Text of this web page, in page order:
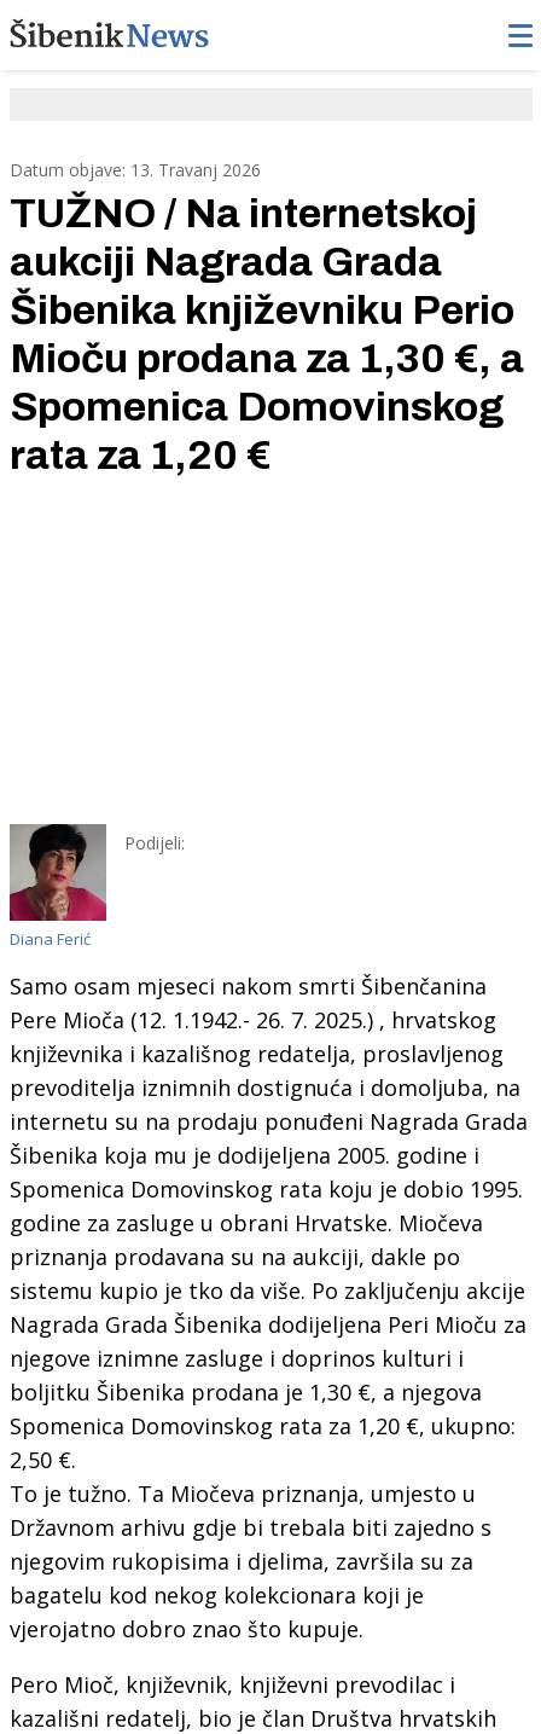
Datum objave: 13. Travanj 2026
TUŽNO / Na internetskoj
aukciji Nagrada Grada
Šibenika književniku Perio
Mioču prodana za 1,30 €, a
Spomenica Domovinskog
rata za 1,20 €
Diana Ferić
Podijeli:
Samo osam mjeseci nakom smrti Šibenčanina
Pere Mioča (12. 1.1942.- 26. 7. 2025.) , hrvatskog
književnika i kazališnog redatelja, proslavljenog
prevoditelja iznimnih dostignuća i domoljuba, na
internetu su na prodaju ponuđeni Nagrada Grada
Šibenika koja mu je dodijeljena 2005. godine i
Spomenica Domovinskog rata koju je dobio 1995.
godine za zasluge u obrani Hrvatske. Miočeva
priznanja prodavana su na aukciji, dakle po
sistemu kupio je tko da više. Po zaključenju akcije
Nagrada Grada Šibenika dodijeljena Peri Mioču za
njegove iznimne zasluge i doprinos kulturi i
boljitku Šibenika prodana je 1,30 €, a njegova
Spomenica Domovinskog rata za 1,20 €, ukupno:
2,50 €.
To je tužno. Ta Miočeva priznanja, umjesto u
Državnom arhivu gdje bi trebala biti zajedno s
njegovim rukopisima i djelima, završila su za
bagatelu kod nekog kolekcionara koji je
vjerojatno dobro znao što kupuje.
Pero Mioč, književnik, književni prevodilac i
kazališni redatelj, bio je član Društva hrvatskih